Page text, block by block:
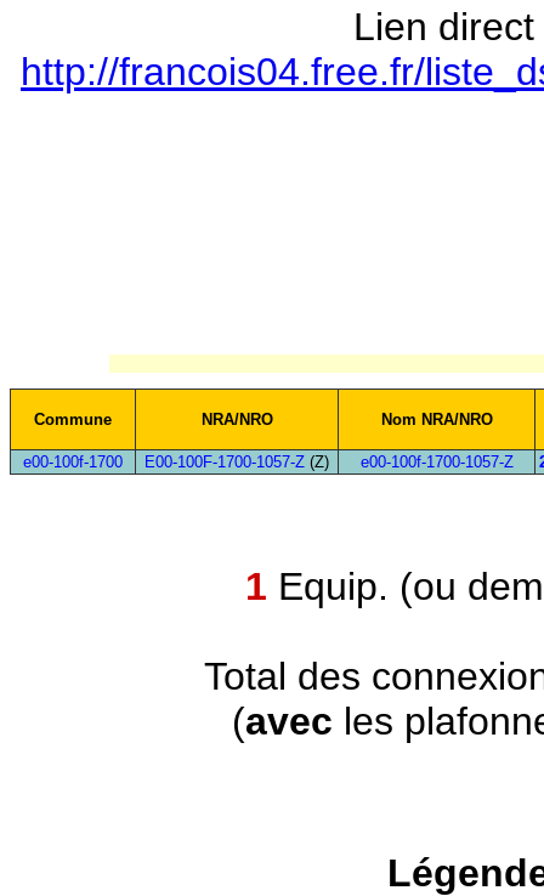
Lien
http://francois04.free.fr/
Commune NRA/NRO Nom NRA/NRO
e00-100f-1700 E00-100F-1700-1057-Z (Z) e00-100f-1700-1057-Z
1 Equip. (ou
Total des
(avec les